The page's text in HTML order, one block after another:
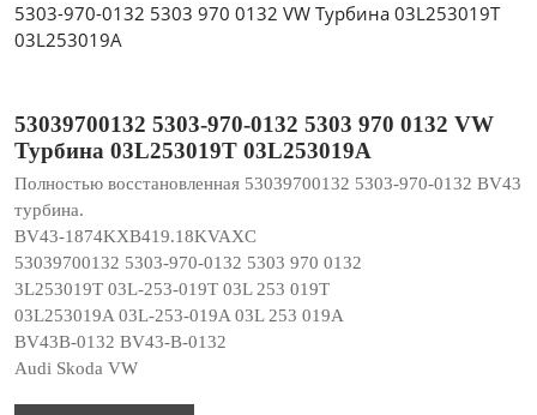
5303-970-0132 5303 970 0132 VW Турбина 03L253019T
03L253019A
53039700132 5303-970-0132 5303 970 0132 VW
Турбина 03L253019T 03L253019A
Полностью восстановленная 53039700132 5303-970-0132 BV43
турбина.
BV43-1874KXB419.18KVAXC
53039700132 5303-970-0132 5303 970 0132
3L253019T 03L-253-019T 03L 253 019T
03L253019A 03L-253-019A 03L 253 019A
BV43B-0132 BV43-B-0132
Audi Skoda VW